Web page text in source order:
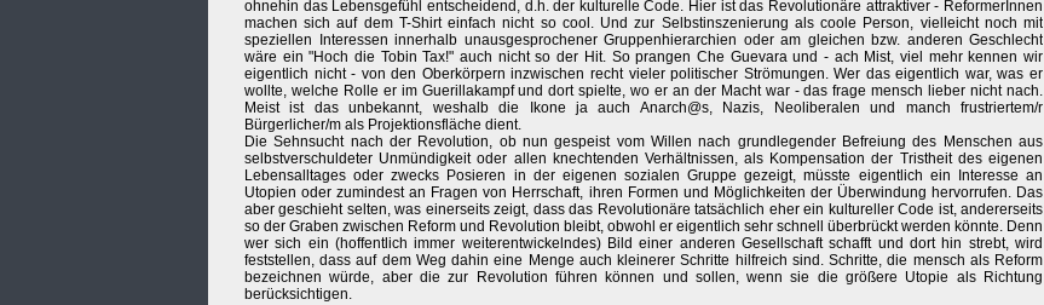
ohnehin das Lebensgefühl entscheidend, d.h. der kulturelle Code. Hier ist das Revolutionäre attraktiver - ReformerInnen
machen sich auf dem T-Shirt einfach nicht so cool. Und zur Selbstinszenierung als coole Person, vielleicht noch mit
speziellen Interessen innerhalb unausgesprochener Gruppenhierarchien oder am gleichen bzw. anderen Geschlecht
wäre ein "Hoch die Tobin Tax!" auch nicht so der Hit. So prangen Che Guevara und - ach Mist, viel mehr kennen wir
eigentlich nicht - von den Oberkörpern inzwischen recht vieler politischer Strömungen. Wer das eigentlich war, was er
wollte, welche Rolle er im Guerillakampf und dort spielte, wo er an der Macht war - das frage mensch lieber nicht nach.
Meist ist das unbekannt, weshalb die Ikone ja auch Anarch@s, Nazis, Neoliberalen und manch frustriertem/r
Bürgerlicher/m als Projektionsfläche dient.
Die Sehnsucht nach der Revolution, ob nun gespeist vom Willen nach grundlegender Befreiung des Menschen aus
selbstverschuldeter Unmündigkeit oder allen knechtenden Verhältnissen, als Kompensation der Tristheit des eigenen
Lebensalltages oder zwecks Posieren in der eigenen sozialen Gruppe gezeigt, müsste eigentlich ein Interesse an
Utopien oder zumindest an Fragen von Herrschaft, ihren Formen und Möglichkeiten der Überwindung hervorrufen. Das
aber geschieht selten, was einerseits zeigt, dass das Revolutionäre tatsächlich eher ein kultureller Code ist, andererseits
so der Graben zwischen Reform und Revolution bleibt, obwohl er eigentlich sehr schnell überbrückt werden könnte. Denn
wer sich ein (hoffentlich immer weiterentwickelndes) Bild einer anderen Gesellschaft schafft und dort hin strebt, wird
feststellen, dass auf dem Weg dahin eine Menge auch kleinerer Schritte hilfreich sind. Schritte, die mensch als Reform
bezeichnen würde, aber die zur Revolution führen können und sollen, wenn sie die größere Utopie als Richtung
berücksichtigen.